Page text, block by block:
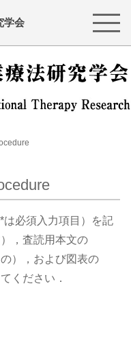
学会
は必須入力項目）を記
，査読用本文の
），および図表の
ください．